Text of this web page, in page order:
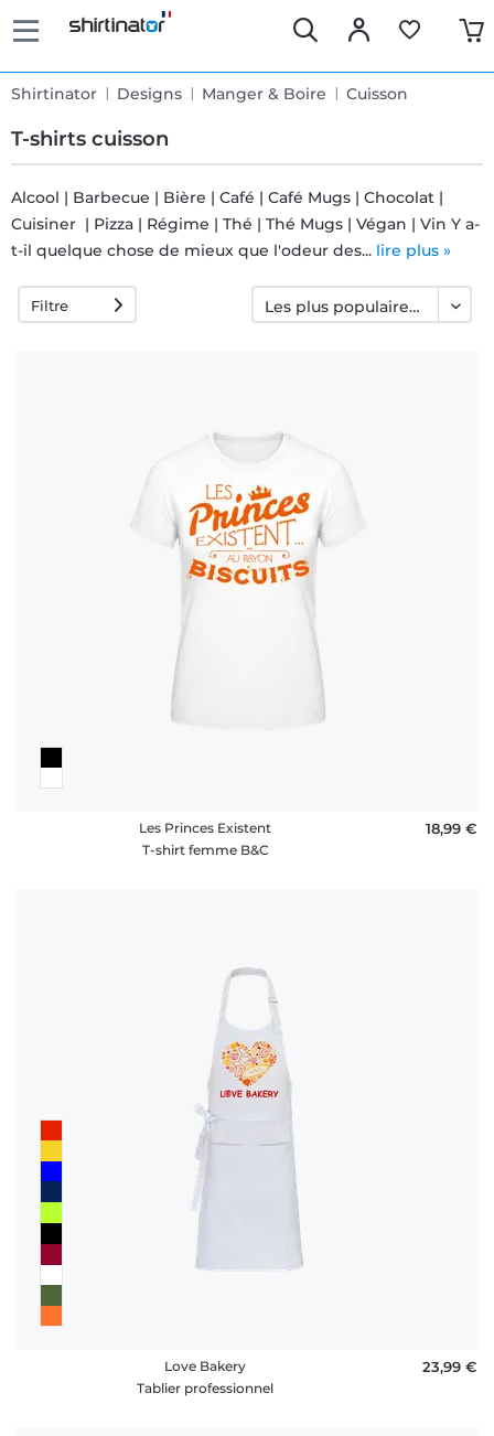
Shirtinator Designs Manger & Boire Cuisson
T-shirts cuisson
Livraison
Alcool | Barbecue | Bière | Café | Café Mugs | Chocolat |
Cuisiner | Pizza | Régime | Thé | Thé Mugs | Végan | Vin Y a-
t-il quelque chose de mieux que l'odeur des... lire plus »
Filtre
Les Princes Existent
T-shirt femme B&C
18,99 €
Love Bakery
Tablier professionnel
23,99 €